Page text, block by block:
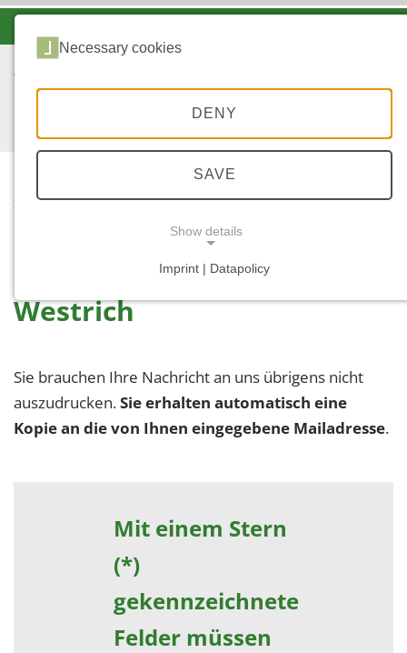
STARTSEITE ...
Buchungsanfrage Forstamt
Westrich
Sie brauchen Ihre Nachricht an uns übrigens nicht
auszudrucken.Sie erhalten automatisch eine
Kopie an die von Ihnen eingegebene Mailadresse.
Mit einem Stern
(*)
gekennzeichnete
Felder müssen
Necessary cookies
DENY
SAVE
Show details
Imprint | Datapolicy